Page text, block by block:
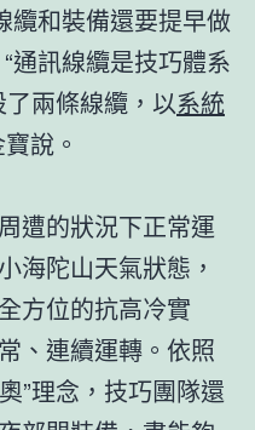
纜和裝備還要提早做
通訊線纜是技巧體系
了兩條線纜，以系統
說。
的狀況下正常運
海陀山天氣狀態，
方位的抗高冷實
、連續運轉。依照
”理念，技巧團隊還